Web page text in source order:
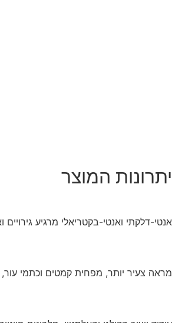
יתרונות המוצר
אנטי-דלקתי ואנטי-בקטריאלי מרגיע
מראה צעיר יותר, מפחית קמטים וכתמי עור,